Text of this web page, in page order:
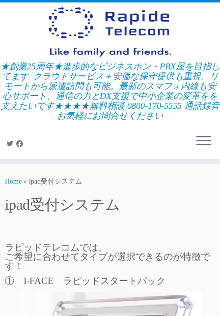
Skip
★創業25周年★進歩的なビジネスホン・PBX屋を目指し
てます_クラウドサービス＋安価な保守提供も重視、リ
モートから派遣訪問も可能。最新のスマフォ内線も安
心サポート、通信の力とDX支援で中小企業の変革をを
支えたいです★★★★無料相談 0800-170-5555 通話録音
お気軽にお問合せください
Home » ipad受付システム
ipad受付システム
ラピッドテレコムでは、
ご希望に合わせてタイプが選択できるのが特徴で
す！
① I-FACE ラピッドスタートパック